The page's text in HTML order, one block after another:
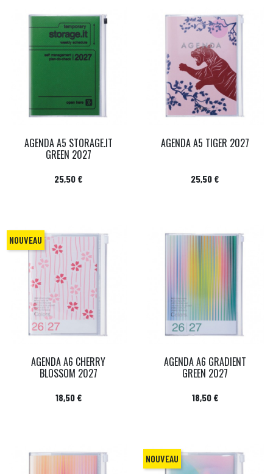
AGENDA A5 STORAGE.IT
GREEN 2027
Prix
25,50 €
AGENDA A5 TIGER 2027
Prix
25,50 €
AGENDA A6 CHERRY
BLOSSOM 2027
Prix
18,50 €
NOUVEAU
AGENDA A6 GRADIENT
GREEN 2027
Prix
18,50 €
NOUVEAU